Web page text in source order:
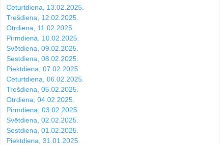
Ceturtdiena, 13.02.2025.
Trešdiena, 12.02.2025.
Otrdiena, 11.02.2025.
Pirmdiena, 10.02.2025.
Svētdiena, 09.02.2025.
Sestdiena, 08.02.2025.
Piektdiena, 07.02.2025.
Ceturtdiena, 06.02.2025.
Trešdiena, 05.02.2025.
Otrdiena, 04.02.2025.
Pirmdiena, 03.02.2025.
Svētdiena, 02.02.2025.
Sestdiena, 01.02.2025.
Piektdiena, 31.01.2025.